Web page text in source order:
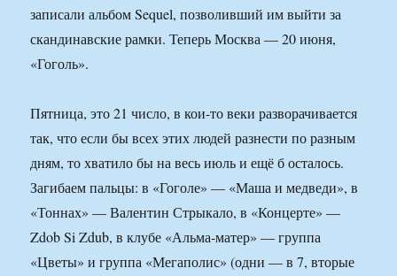
записали альбом Sequel, позволивший им выйти за
скандинавские рамки. Теперь Москва — 20 июня,
«Гоголь».
Пятница, это 21 число, в кои-то веки разворачивается
так, что если бы всех этих людей разнести по разным
дням, то хватило бы на весь июль и ещё б осталось.
Загибаем пальцы: в «Гоголе» — «Маша и медведи», в
«Тоннах» — Валентин Стрыкало, в «Концерте» —
Zdob Si Zdub, в клубе «Альма-матер» — группа
«Цветы» и группа «Мегаполис» (одни — в 7, вторые